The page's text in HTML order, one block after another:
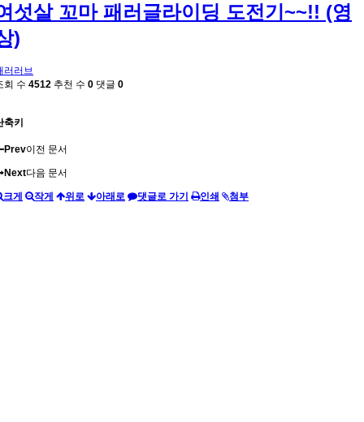
섯살 꼬마 패러글라이딩 도전기~~!! (영
)
러러브
회 수 4512 추천 수 0 댓글 0
축키
Prev이전 문서
Next다음 문서
크게 작게 위로 아래로 댓글로 가기 인쇄 첨부